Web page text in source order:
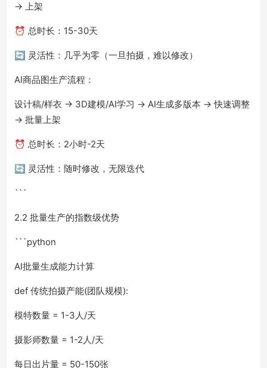
→ 上架
⏰ 总时长：15-30天
🔄 灵活性：几乎为零（一旦拍摄，难以修改）
AI商品图生产流程：
设计稿/样衣 → 3D建模/AI学习 → AI生成多版本 → 快速调整
→ 批量上架
⏰ 总时长：2小时-2天
🔄 灵活性：随时修改，无限迭代
```
2.2 批量生产的指数级优势
```python
AI批量生成能力计算
def 传统拍摄产能(团队规模):
模特数量 = 1-3人/天
摄影师数量 = 1-2人/天
每日出片量 = 50-150张